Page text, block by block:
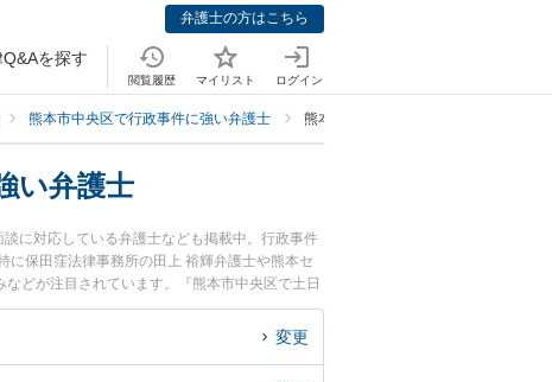
弁護士の方はこちら
を探す
閲覧履歴 マイリスト ログイン
熊本市中央区で行政事件に強い弁護士 熊本市中央区で自治体や学校などへ
い弁護士
に対応している弁護士なども掲載中。行政事件
に保田窪法律事務所の田上 裕輝弁護士や熊本セ
どが注目されています。『熊本市中央区で土日
の損害賠償・慰謝料請求のトラブル解決の実績豊
弁護士に相談予約したい』などでお困りの相談
変更